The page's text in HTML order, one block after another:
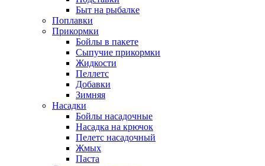
Быт на рыбалке
Поплавки
Прикормки
Бойлы в пакете
Сыпучие прикормки
Жидкости
Пеллетс
Добавки
Зимняя
Насадки
Бойлы насадочные
Насадка на крючок
Пелетс насадочный
Жмых
Паста